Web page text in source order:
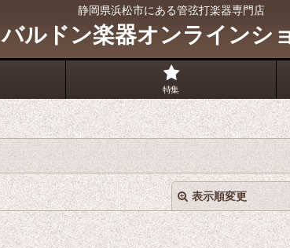
静岡県浜松市にある管弦打楽器専門店
バルドン楽器オンラインシ
特集
表示順変更